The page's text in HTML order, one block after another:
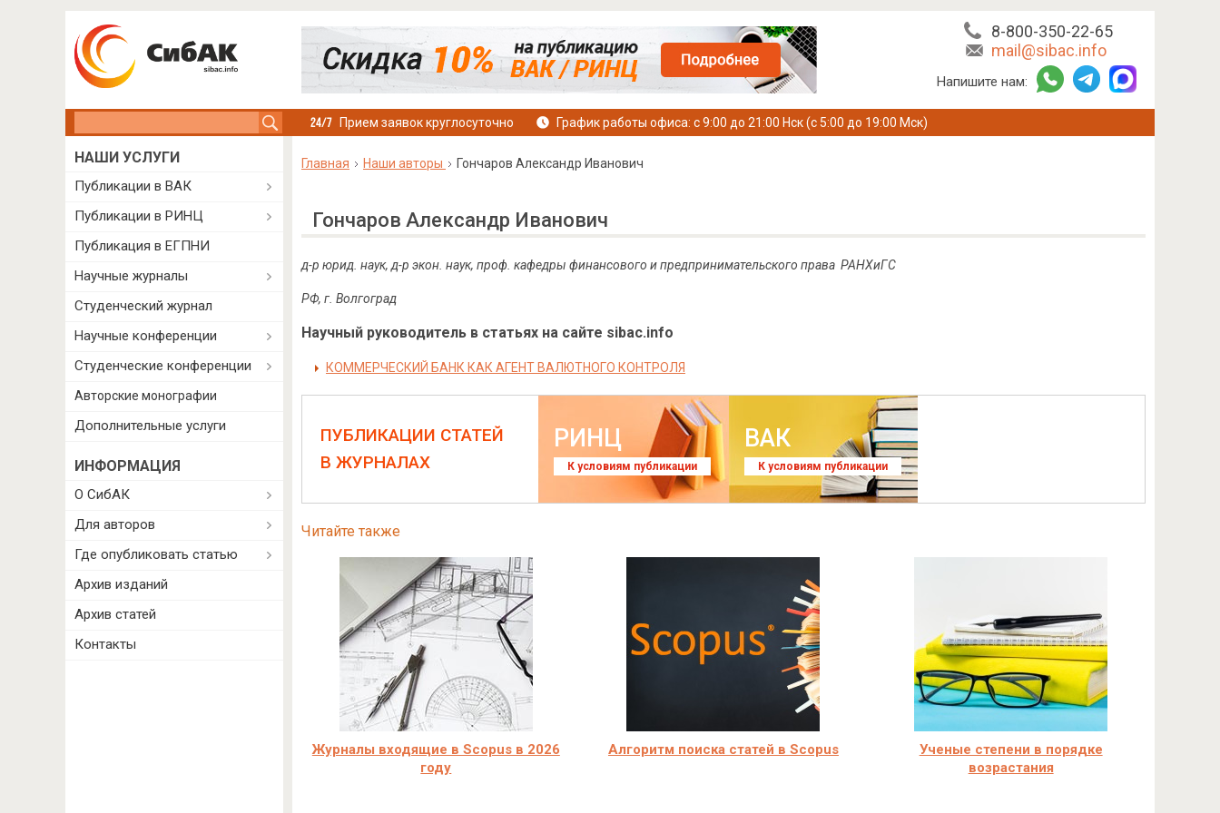
8-800-350-22-65
mail@sibac.info
Напишите нам:
Прием заявок круглосуточно График работы офиса: с 9:00 до 21:00 Нск (с 5:00 до 19:00 Мск)
Главная Наши авторы Гончаров Александр Иванович
Гончаров Александр Иванович
д-р юрид. наук, д-р экон. наук, проф. кафедры финансового и предпринимательского права РАНХиГС
РФ, г. Волгоград
Научный руководитель в статьях на сайте sibac.info
КОММЕРЧЕСКИЙ БАНК КАК АГЕНТ ВАЛЮТНОГО КОНТРОЛЯ
ПУБЛИКАЦИИ СТАТЕЙ
В ЖУРНАЛАХ
РИНЦ
К условиям публикации
ВАК
К условиям публикации
Читайте также
Журналы входящие в Scopus в 2026
году
Алгоритм поиска статей в Scopus
Ученые степени в порядке
возрастания
НАШИ УСЛУГИ
Публикации в ВАК
Публикации в РИНЦ
Публикация в ЕГПНИ
Научные журналы
Студенческий журнал
Научные конференции
Студенческие конференции
Авторские монографии
Дополнительные услуги
ИНФОРМАЦИЯ
О СибАК
Для авторов
Где опубликовать статью
Архив изданий
Архив статей
Контакты